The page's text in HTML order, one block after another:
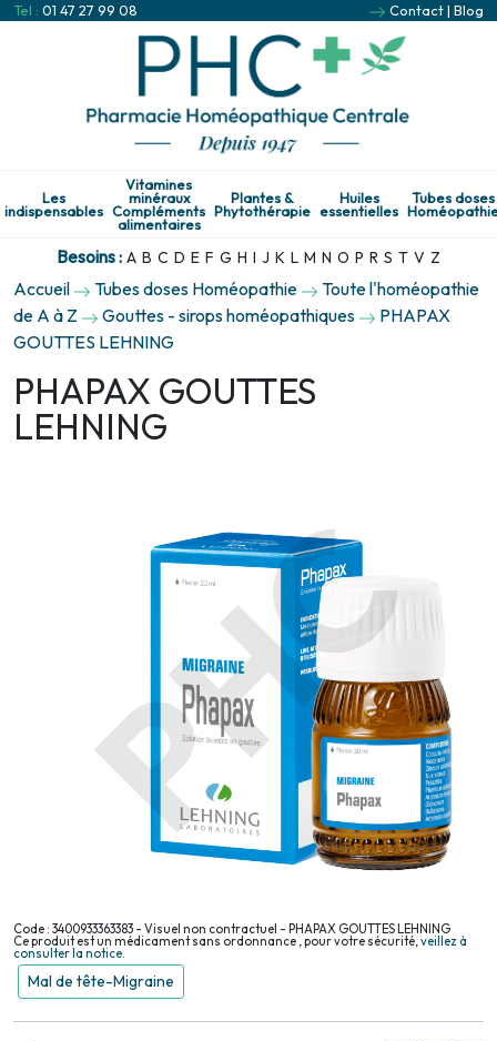
Tel : 01 47 27 99 08 Contact| Blog
Les
indispensables
Vitamines
minéraux
Compléments
alimentaires
Plantes &
Phytothérapie
Huiles
essentielles
Tubes doses
Besoins : A B C D E F G H I J K L M N O P R S T V Z
Accueil Tubes doses Homéopathie
Toute l'homéopathie
de A à Z
Gouttes - sirops homéopathiques
PHAPAX
GOUTTES LEHNING
PHAPAX GOUTTES
LEHNING
Code : 3400933363383 - Visuel non contractuel - PHAPAX GOUTTES LEHNING
Ce produit est un médicament sans ordonnance , pour votre sécurité,veillez à
consulter la notice.
Mal de tête-Migraine